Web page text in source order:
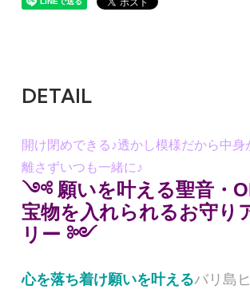
DETAIL
開け閉めできる♪透かし模様だから中身
離さずいつも一緒に♪
༺ 願いを叶える聖音・
宝物を入れられるお守り
リー ༻
心を落ち着け願いを叶えるバリ島